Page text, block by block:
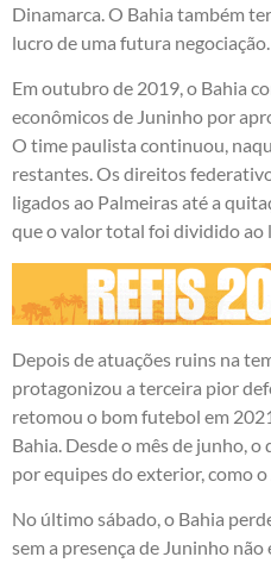
Dinamarca. O Bahia também
lucro de uma futura negociação.
Em outubro de 2019, o Bahia
econômicos de Juninho por
O time paulista continuou,
restantes. Os direitos
ligados ao Palmeiras até a
que o valor total foi dividido ao
Depois de atuações ruins na
protagonizou a terceira pior
retomou o bom futebol em
Bahia. Desde o mês de junho,
por equipes do exterior, como
No último sábado, o Bahia
sem a presença de Juninho